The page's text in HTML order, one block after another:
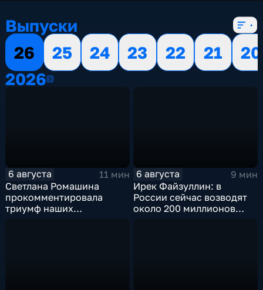
Выпуски
26
25 24 23 22 21
20
20262026
6 августа
11 мин
Светлана Ромашина
прокомментировала
триумф наших
6 августа
9 мин
Ирек Файзуллин: в
России сейчас возводят
около 200 миллионов